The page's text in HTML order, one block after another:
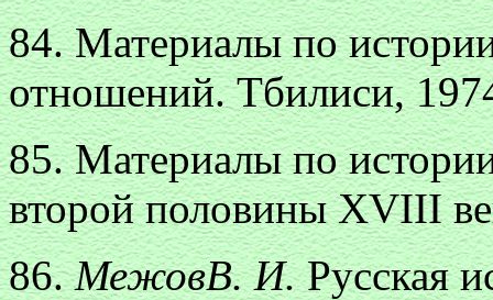
84. Материалы по
отношений. Тбилиси,
85. Материалы по
второй половины XVIII
86.МежовВ. И.Русская